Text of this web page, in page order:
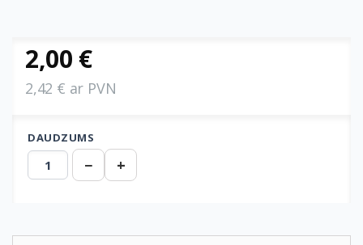
2,00 €
2,42 € ar PVN
DAUDZUMS
− +